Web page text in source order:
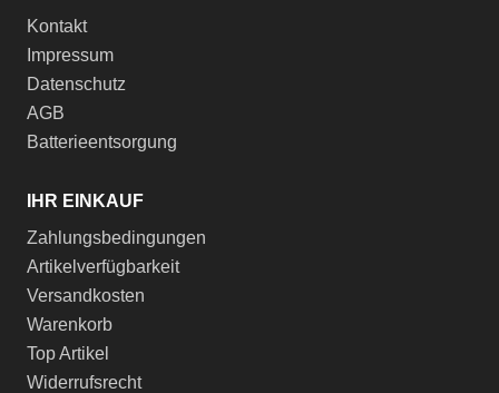
Kontakt
Impressum
Datenschutz
AGB
Batterieentsorgung
IHR EINKAUF
Zahlungsbedingungen
Artikelverfügbarkeit
Versandkosten
Warenkorb
Top Artikel
Widerrufsrecht